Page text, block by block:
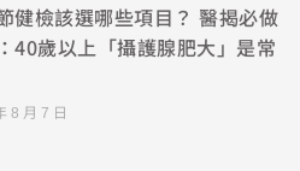
健檢該選哪些項目？ 醫揭必做
40歲以上「攝護腺肥大」是常
8 月 7 日